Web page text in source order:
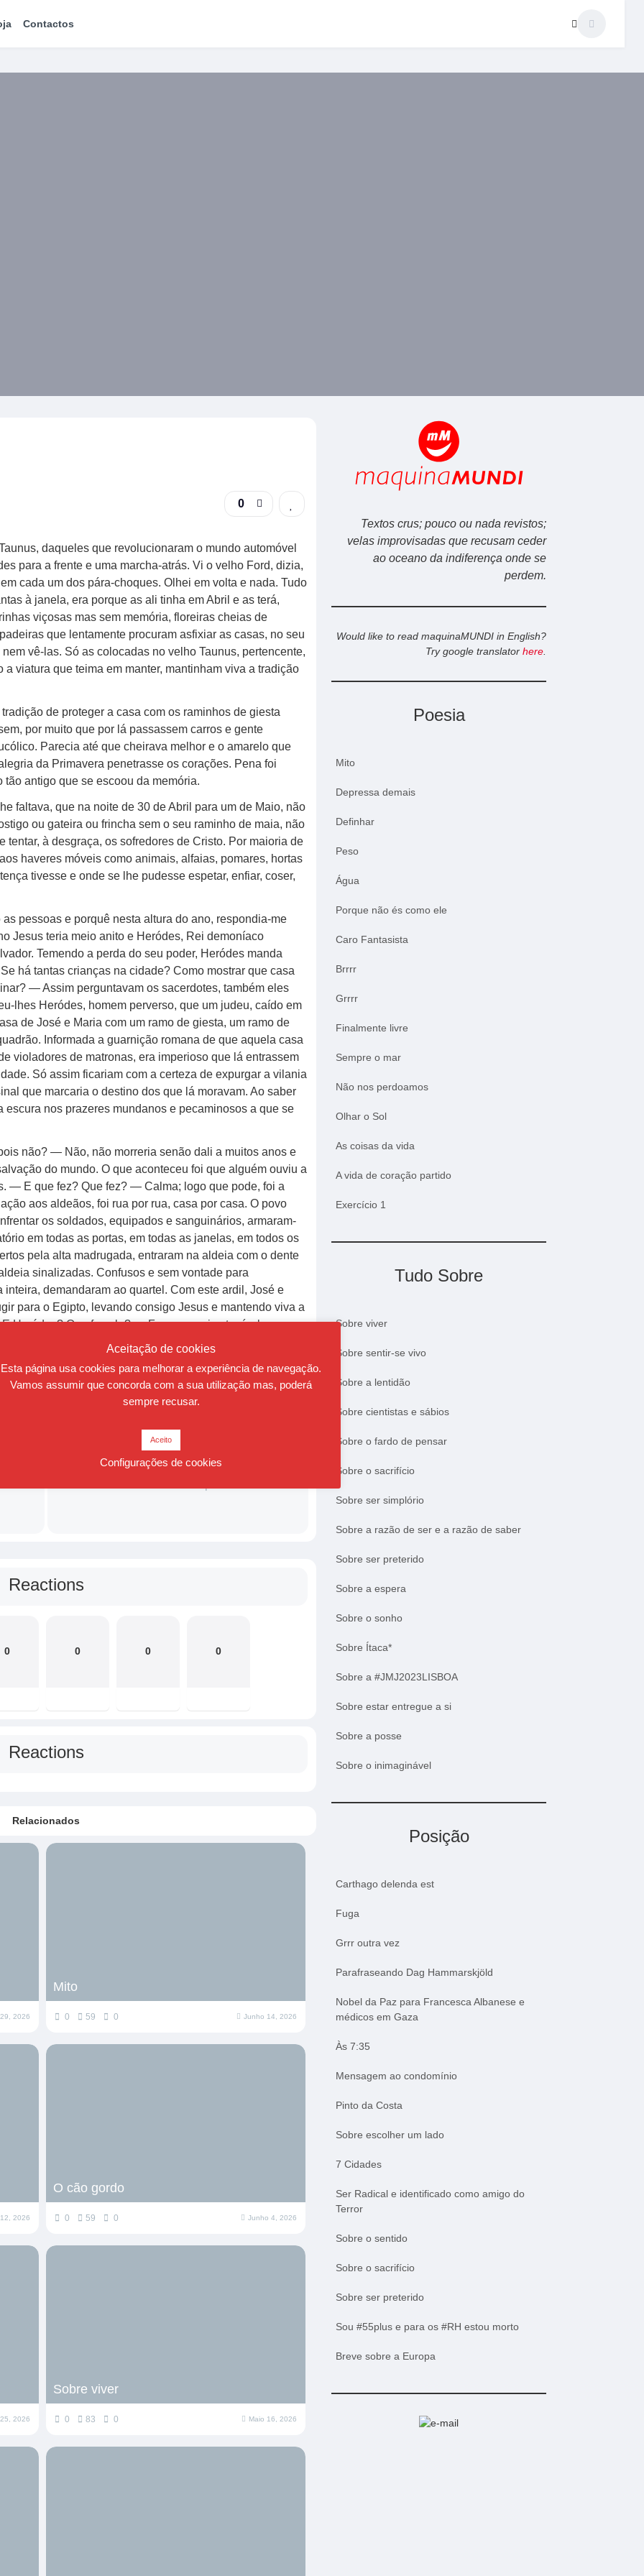
Contactos
0
daqueles que revolucionaram o mundo automóvel
para a frente e uma marcha-atrás. Vi o velho Ford, dizia,
cada um dos pára-choques. Olhei em volta e nada. Tudo
à janela, era porque as ali tinha em Abril e as terá,
viçosas mas sem memória, floreiras cheias de
que lentamente procuram asfixiar as casas, no seu
vê-las. Só as colocadas no velho Taunus, pertencente,
viatura que teima em manter, mantinham viva a tradição
de proteger a casa com os raminhos de giesta
por muito que por lá passassem carros e gente
Parecia até que cheirava melhor e o amarelo que
da Primavera penetrasse os corações. Pena foi
antigo que se escoou da memória.
faltava, que na noite de 30 de Abril para um de Maio, não
ou gateira ou frincha sem o seu raminho de maia, não
tentar, à desgraça, os sofredores de Cristo. Por maioria de
haveres móveis como animais, alfaias, pomares, hortas
tivesse e onde se lhe pudesse espetar, enfiar, coser,
pessoas e porquê nesta altura do ano, respondia-me
Jesus teria meio anito e Heródes, Rei demoníaco
Temendo a perda do seu poder, Heródes manda
há tantas crianças na cidade? Como mostrar que casa
— Assim perguntavam os sacerdotes, também eles
lhes Heródes, homem perverso, que um judeu, caído em
de José e Maria com um ramo de giesta, um ramo de
Informada a guarnição romana de que aquela casa
violadores de matronas, era imperioso que lá entrassem
Só assim ficariam com a certeza de expurgar a vilania
que marcaria o destino dos que lá moravam. Ao saber
nos prazeres mundanos e pecaminosos a que se
não? — Não, não morreria senão dali a muitos anos e
do mundo. O que aconteceu foi que alguém ouviu a
— E que fez? Que fez? — Calma; logo que pode, foi a
aos aldeãos, foi rua por rua, casa por casa. O povo
os soldados, equipados e sanguinários, armaram-
em todas as portas, em todas as janelas, em todos os
pela alta madrugada, entraram na aldeia com o dente
sinalizadas. Confusos e sem vontade para
demandaram ao quartel. Com este ardil, José e
para o Egipto, levando consigo Jesus e mantendo viva a
Heródes? Que fez ele? — Fez uma coisa terrível, meu
a confusão e manter viva a chama
Reactions
0 0 0 0
Reactions
Relacionados
2026
Mito
0 59 0 Junho 14, 2026
2026
O cão gordo
0 59 0 Junho 4, 2026
2026
Sobre viver
0 83 0 Maio 16, 2026
Textos crus; pouco ou nada revistos;
velas improvisadas que recusam ceder
ao oceano da indiferença onde se
perdem.
Would like to read maquinaMUNDI in English?
Try google translator here.
Poesia
Mito
Depressa demais
Definhar
Peso
Água
Porque não és como ele
Caro Fantasista
Brrrr
Grrrr
Finalmente livre
Sempre o mar
Não nos perdoamos
Olhar o Sol
As coisas da vida
A vida de coração partido
Exercício 1
Tudo Sobre
Sobre viver
Sobre sentir-se vivo
Sobre a lentidão
Sobre cientistas e sábios
Sobre o fardo de pensar
Sobre o sacrifício
Sobre ser simplório
Sobre a razão de ser e a razão de saber
Sobre ser preterido
Sobre a espera
Sobre o sonho
Sobre Ítaca*
Sobre a #JMJ2023LISBOA
Sobre estar entregue a si
Sobre a posse
Sobre o inimaginável
Posição
Carthago delenda est
Fuga
Grrr outra vez
Parafraseando Dag Hammarskjöld
Nobel da Paz para Francesca Albanese e
médicos em Gaza
Às 7:35
Mensagem ao condomínio
Pinto da Costa
Sobre escolher um lado
7 Cidades
Ser Radical e identificado como amigo do
Terror
Sobre o sentido
Sobre o sacrifício
Sobre ser preterido
Sou #55plus e para os #RH estou morto
Breve sobre a Europa
Aceitação de cookies
Esta página usa cookies para melhorar a experiência de navegação.
Vamos assumir que concorda com a sua utilização mas, poderá
sempre recusar.
Aceito
Configurações de cookies